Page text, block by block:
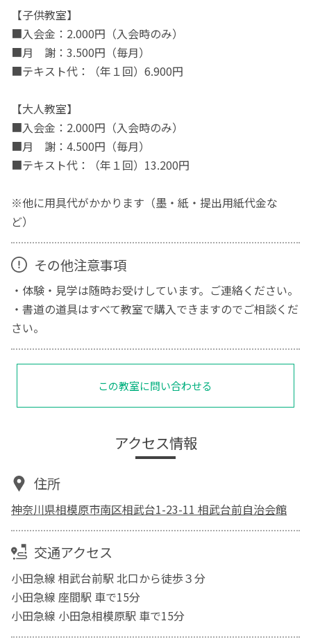
【子供教室】
■入会金：2.000円（入会時のみ）
■月 謝：3.500円（毎月）
■テキスト代：（年１回）6.900円
【大人教室】
■入会金：2.000円（入会時のみ）
■月 謝：4.500円（毎月）
■テキスト代：（年１回）13.200円
※他に用具代がかかります（墨・紙・提出用紙代金な
ど）
その他注意事項
・体験・見学は随時お受けしています。ご連絡ください。
・書道の道具はすべて教室で購入できますのでご相談くだ
さい。
この教室に問い合わせる
アクセス情報
住所
神奈川県相模原市南区相武台1-23-11 相武台前自治会館
交通アクセス
小田急線 相武台前駅 北口から徒歩３分
小田急線 座間駅 車で15分
小田急線 小田急相模原駅 車で15分